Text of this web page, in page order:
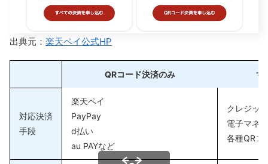
出典元： 楽天ペイ公式HP
QRコード決済のみ す
対応決済
手段
楽天ペイ
PayPay
d払い
au PAYなど
クレジッ
電子マネー
各種QRコ